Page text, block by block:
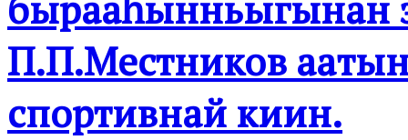
П.П.Местников
спортивнай киин.